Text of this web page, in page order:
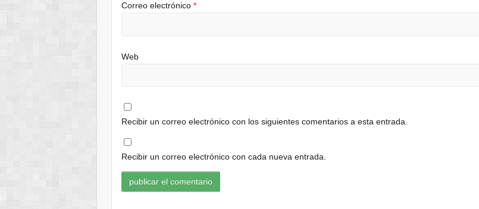
Correo electrónico*
Web
Recibir un correo electrónico con los siguientes comentarios a esta entrada.
Recibir un correo electrónico con cada nueva entrada.